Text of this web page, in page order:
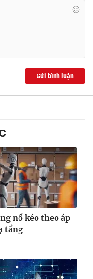
không có sự chấp
khi phát hành lại
Gửi bình luận
nổ kéo theo áp
tầng